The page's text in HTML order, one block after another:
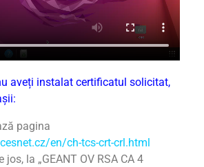
aveți instalat certificatul solicitat,
pagina
en/ch-tcs-crt-crl.html
jos, la „GEANT OV RSA CA 4